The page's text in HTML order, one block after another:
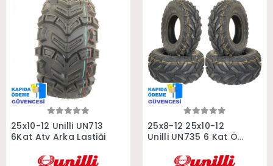
Sepete Ekle
25x10-12 Unilli UN713
6Kat Atv Arka Lastiği
Sepete Ekle
25x8-12 25x10-12
Unilli UN735 6 Kat Ön
Lastiği